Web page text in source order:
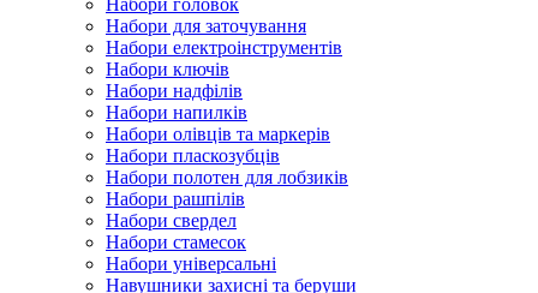
Набори головок
Набори для заточування
Набори електроінструментів
Набори ключів
Набори надфілів
Набори напилків
Набори олівців та маркерів
Набори пласкозубців
Набори полотен для лобзиків
Набори рашпілів
Набори свердел
Набори стамесок
Набори універсальні
Навушники захисні та беруши